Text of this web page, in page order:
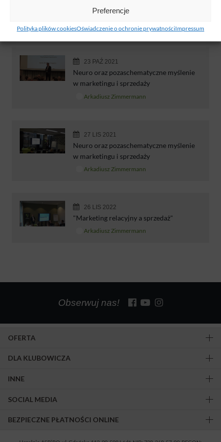
Preferencje
Polityka plików cookiesOświadczenie o ochronie prywatnościImpressum
w marketingu i sprzedaży
23 PAŹ 2021
Neuro oraz pozaschematyczne myślenie
w marketingu i sprzedaży
Arkadiusz Zimmermann
27 LIS 2021
Neuro oraz pozaschematyczne myślenie
w marketingu i sprzedaży
Arkadiusz Zimmermann
26 LIS 2022
"Marketing relacyjny a sprzedaż"
Arkadiusz Zimmermann
Obserwuj nas!
OFERTA
DLA KLUBOWICZA
INNE
SOCIAL MEDIA
BEZPIECZNE PŁATNOŚCI ONLINE